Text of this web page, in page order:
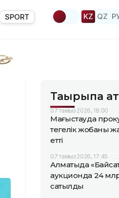
SPORT KZ QZ
Тақырыпқа
07 тамыз 2026, 18:00
Маңғыстауда
теңгелік жобаның
етті
07 тамыз 2026, 17:45
Алматыда
аукционда 24
сатылды